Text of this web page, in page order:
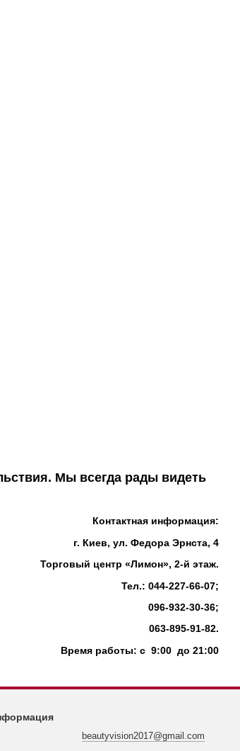
Мы всегда рады видеть
Контактная информация:
г. Киев, ул. Федора Эрнста, 4
Торговый центр «Лимон», 2-й этаж.
Тел.: 044-227-66-07;
096-932-30-36;
063-895-91-82.
Время работы: с 9:00 до 21:00
beautyvision2017@gmail.com